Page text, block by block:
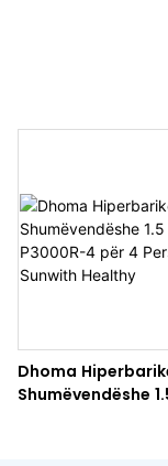
Dhoma
Shumëvendëshe